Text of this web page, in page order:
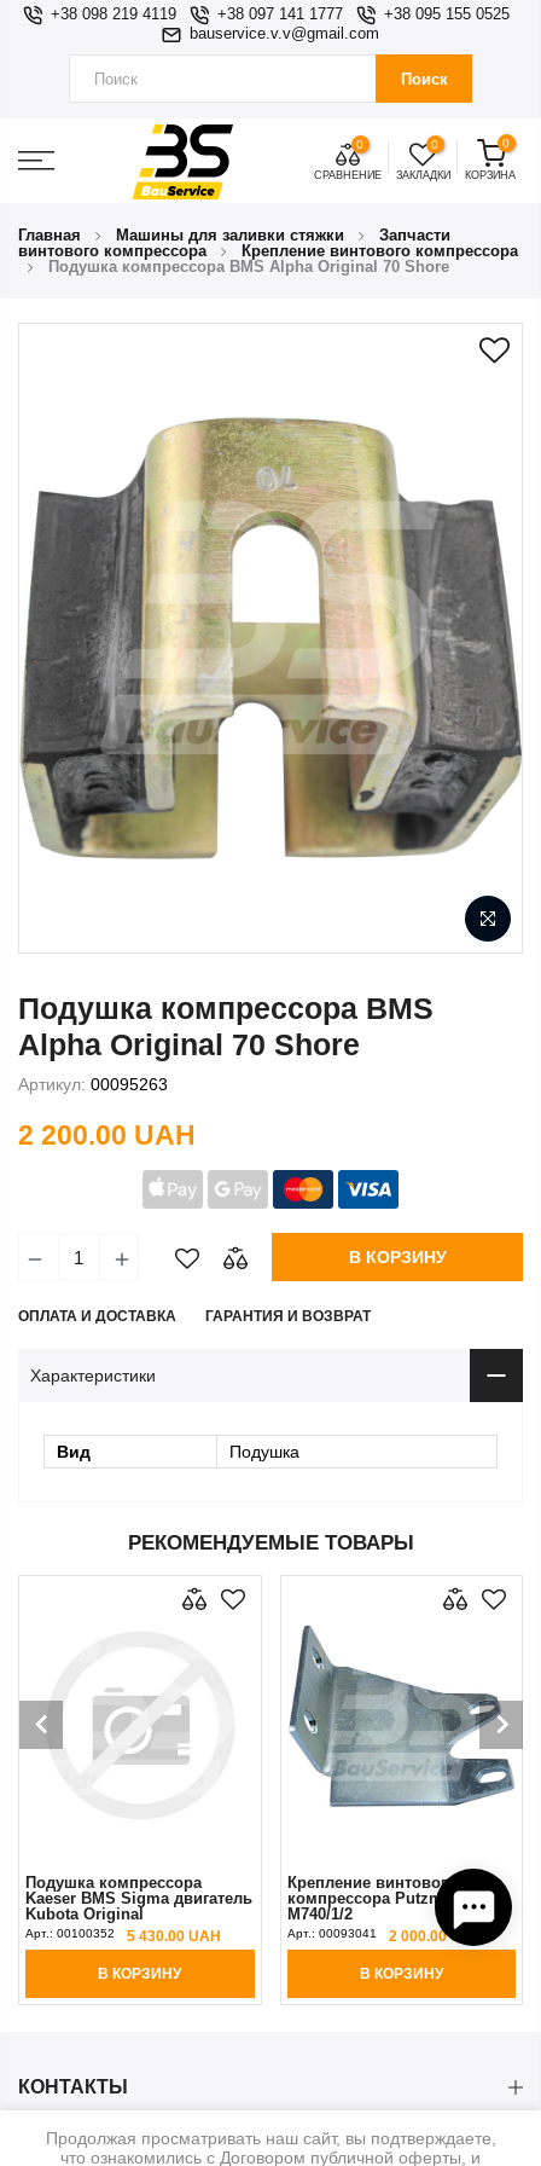
+38 098 219 4119 +38 097 141 1777
+38 095 155 0525
bauservice.v.v@gmail.com
Поиск
0
СРАВНЕНИЕ
0
ЗАКЛАДКИ
0
КОРЗИНА
Главная Машины для заливки стяжки
Запчасти
винтового компрессора
Крепление винтового компрессора
Подушка компрессора BMS Alpha Original 70 Shore
Подушка компрессора BMS
Alpha Original 70 Shore
Артикул: 00095263
2 200.00 UAH
В КОРЗИНУ
ОПЛАТА И ДОСТАВКА ГАРАНТИЯ И ВОЗВРАТ
Характеристики
Вид Подушка
РЕКОМЕНДУЕМЫЕ ТОВАРЫ
Подушка компрессора
Kaeser BMS Sigma двигатель
Kubota Original
Арт.: 00100352 5 430.00 UAH
В КОРЗИНУ
Крепление винтового
компрессора Putzmeister
М740/1/2
Арт.: 00093041 2 000.00 UAH
В КОРЗИНУ
КОНТАКТЫ
КАТЕГОРИИ
Продолжая просматривать наш сайт, вы подтверждаете,
что ознакомились с Договором публичной оферты, и